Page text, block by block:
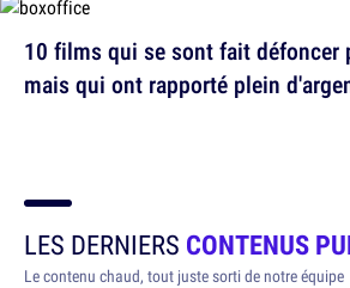
10 films qui se sont fait défoncer
mais qui ont rapporté plein
LES DERNIERS CONTENUS
Le contenu chaud, tout juste sorti de notre équipe